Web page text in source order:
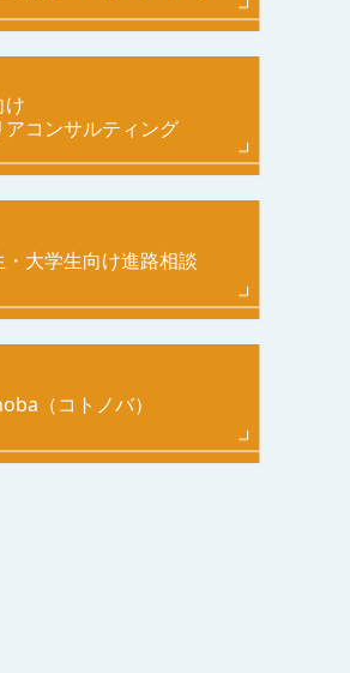
け
アコンサルティング
・大学生向け進路相談
（コトノバ）